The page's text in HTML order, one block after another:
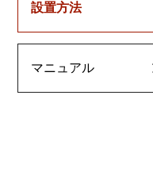
設置方法
マニュアル